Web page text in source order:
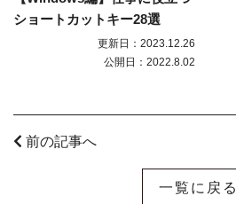
ショートカットキー28選
更新日：2023.12.26
公開日：2022.8.02
前の記事へ
一覧に戻る